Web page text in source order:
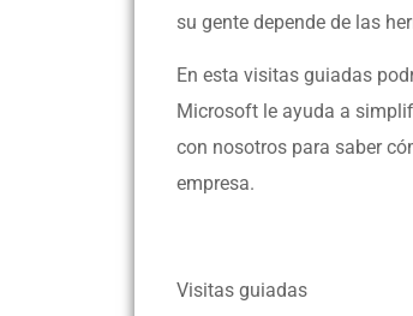
su gente depende de las
En esta visitas guiadas
Microsoft le ayuda a
con nosotros para saber
empresa.
Visitas guiadas